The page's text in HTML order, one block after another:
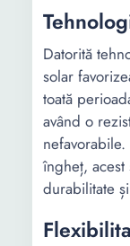
cadru
Datorită
solar
toată
având o
îngheț, acest
durabilitate